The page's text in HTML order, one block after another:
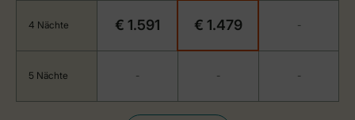
4 Nächte € 1.591 € 1.479 -
5 Nächte - - -